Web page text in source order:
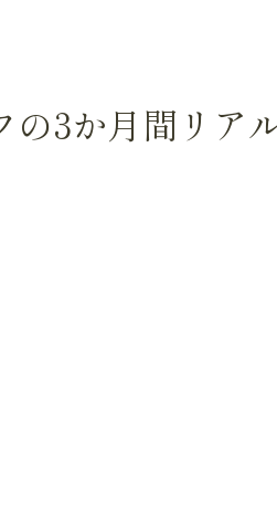
の3か月間リア